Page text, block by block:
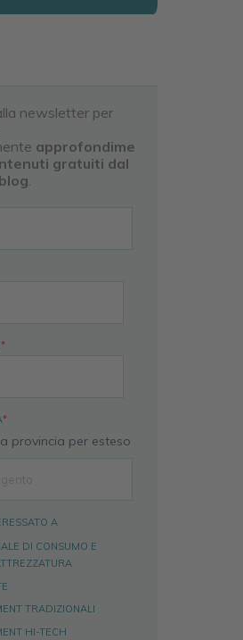
newsletter per
approfondime
gratuiti dal
*
*
provincia per esteso
A
DI CONSUMO E
TRADIZIONALI
HI-TECH